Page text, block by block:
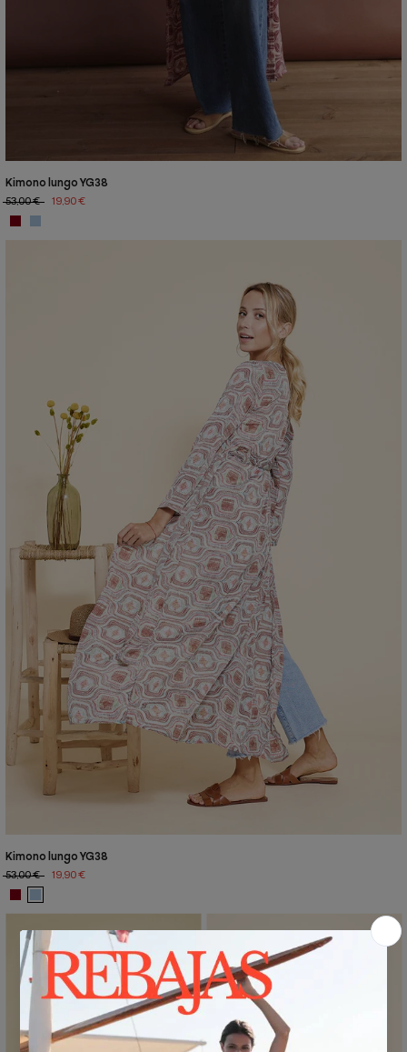
Kimono lungo YG38
53,00 €
19,90 €
Kimono lungo YG38
53,00 €
19,90 €